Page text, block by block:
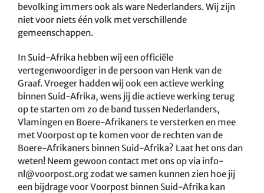
bevolking immers ook als ware Nederlanders. Wij zijn
niet voor niets één volk met verschillende
gemeenschappen.
In Suid-Afrika hebben wij een officiële
vertegenwoordiger in de persoon van Henk van de
Graaf. Vroeger hadden wij ook een actieve werking
binnen Suid-Afrika, wens jij die actieve werking terug
op te starten om zo de band tussen Nederlanders,
Vlamingen en Boere-Afrikaners te versterken en mee
met Voorpost op te komen voor de rechten van de
Boere-Afrikaners binnen Suid-Afrika? Laat het ons dan
weten! Neem gewoon contact met ons op via info-
nl@voorpost.org zodat we samen kunnen zien hoe jij
een bijdrage voor Voorpost binnen Suid-Afrika kan